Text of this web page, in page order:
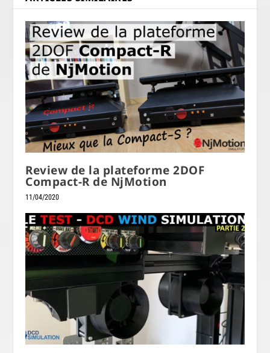
Review de la plateforme 2DOF
Compact-R de NjMotion
11/04/2020